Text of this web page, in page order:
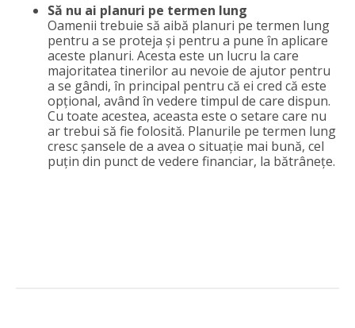
Să nu ai planuri pe termen lung
Oamenii trebuie să aibă planuri pe termen lung
pentru a se proteja și pentru a pune în aplicare
aceste planuri. Acesta este un lucru la care
majoritatea tinerilor au nevoie de ajutor pentru
a se gândi, în principal pentru că ei cred că este
opțional, având în vedere timpul de care dispun.
Cu toate acestea, aceasta este o setare care nu
ar trebui să fie folosită. Planurile pe termen lung
cresc șansele de a avea o situație mai bună, cel
puțin din punct de vedere financiar, la bătrânețe.